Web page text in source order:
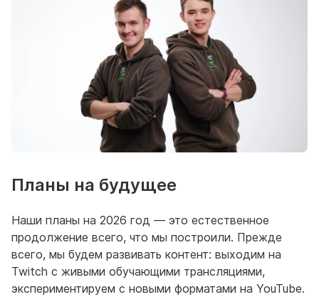
Планы на будущее
Наши планы на 2026 год — это естественное
продолжение всего, что мы построили. Прежде
всего, мы будем развивать контент: выходим на
Twitch с живыми обучающими трансляциями,
экспериментируем с новыми форматами на YouTube.